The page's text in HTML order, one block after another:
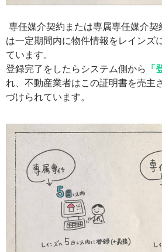
専任媒介契約または専属専任媒介
は一定期間内に物件情報をレインズ
ています。
登録完了をしたらシステム側から 「
れ、不動産業者はこの証明書を売主
づけられています。